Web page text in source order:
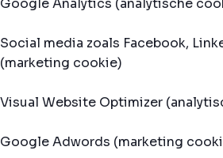
Google Analytics (analytische
Social media zoals Facebook,
(marketing cookie)
Visual Website Optimizer
Google Adwords (marketing